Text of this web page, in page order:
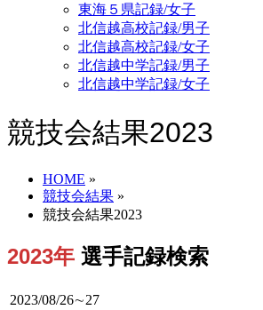
東海５県記録/女子
北信越高校記録/男子
北信越高校記録/女子
北信越中学記録/男子
北信越中学記録/女子
競技会結果2023
HOME »
競技会結果 »
競技会結果2023
2023年 選手記録検索
2023/08/26∼27